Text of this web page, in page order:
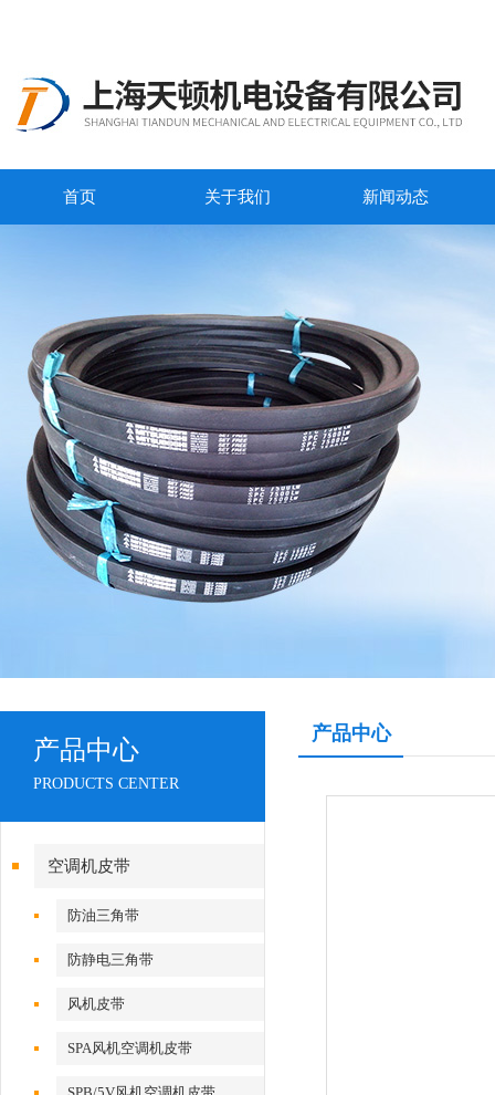
首页 关于我们 新闻动态
产品中心
PRODUCTS CENTER
空调机皮带
防油三角带
防静电三角带
风机皮带
SPA风机空调机皮带
产品中心